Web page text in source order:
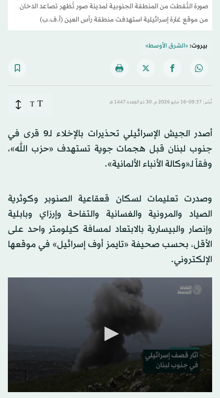
صورة التُقطت من المنطقة الجنوبية لمدينة صور تُظهر تصاعد الدخان
من موقع غارة إسرائيلية استهدفت منطقة رأس العين (أ.ف.ب)
بيروت:«الشرق الأوسط»
نُشر: 09:37-16 مايو 2026 م ـ 30 ذو القِعدة 1447 هـ T
T
أصدر الجيش الإسرائيلي تحذيرات بالإخلاء لـ9 قرى في
جنوب لبنان قبل هجمات جوية تستهدف «حزب الله»،
وفقاً لـ«وكالة الأنباء الألمانية».
وصدرت تعليمات لسكان قعقاعية الصنوبر وكوثرية
الصياد والمرونية والغسانية والتفاحة وإرزاي وبابلية
وإنصار والبيسارية بالابتعاد لمسافة كيلومتر واحد على
الأقل، بحسب صحيفة «تايمز أوف إسرائيل» في موقعها
الإلكتروني.